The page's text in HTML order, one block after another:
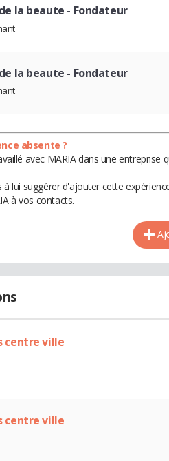
la beaute - Fondateur
la beaute - Fondateur
absente ?
avec MARIA dans une entreprise
à lui suggérer d'ajouter cette
à vos contacts.
centre ville
centre ville